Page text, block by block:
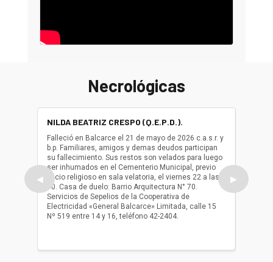
Necrológicas
◀
NILDA BEATRIZ CRESPO (Q.E.P.D.).
Falleció en Balcarce el 21 de mayo de 2026 c.a.s.r. y
b.p. Familiares, amigos y demas deudos participan
su fallecimiento. Sus restos son velados para luego
ser inhumados en el Cementerio Municipal, previo
oficio religioso en sala velatoria, el viernes 22 a las
10. Casa de duelo: Barrio Arquitectura N° 70.
Servicios de Sepelios de la Cooperativa de
Electricidad «General Balcarce» Limitada, calle 15
Nº 519 entre 14 y 16, teléfono 42-2404.
ser
oficio
▶